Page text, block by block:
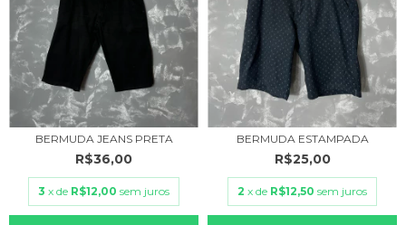
BERMUDA JEANS PRETA
R$36,00
3 x de R$12,00 sem juros
BERMUDA ESTAMPADA
R$25,00
2 x de R$12,50 sem juros